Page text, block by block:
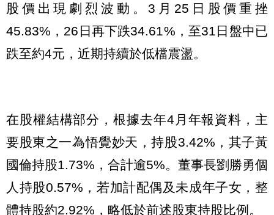
股價出現劇烈波動。3月25日股價重挫
45.83%，26日再下跌34.61%，至31日盤中已
跌至約4元，近期持續於低檔震盪。
在股權結構部分，根據去年4月年報資料，主
要股東之一為悟覺妙天，持股3.42%，其子黃
國倫持股1.73%，合計逾5%。董事長劉勝勇個
人持股0.57%，若加計配偶及未成年子女，整
體持股約2.92%，略低於前述股東持股比例。